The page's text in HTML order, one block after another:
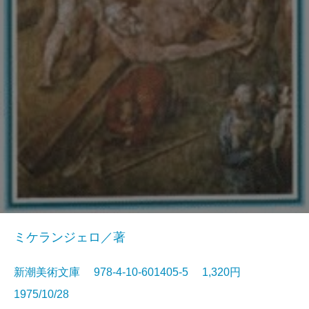
ミケランジェロ／著
新潮美術文庫 978-4-10-601405-5 1,320円
1975/10/28